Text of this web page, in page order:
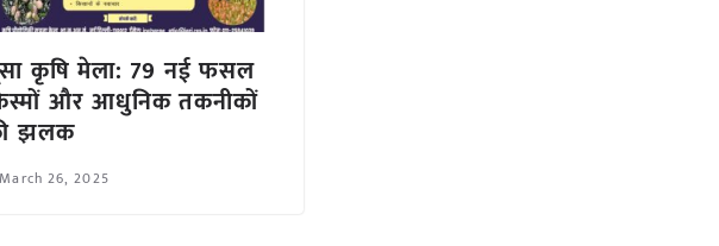
कृषि मेला: 79 नई फसल
और आधुनिक तकनीकों
झलक
March 26, 2025